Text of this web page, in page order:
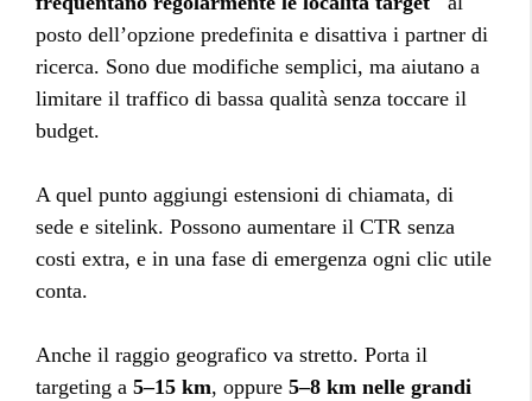
posto dell’opzione predefinita e disattiva i partner di
ricerca. Sono due modifiche semplici, ma aiutano a
limitare il traffico di bassa qualità senza toccare il
budget.
A quel punto aggiungi estensioni di chiamata, di
sede e sitelink. Possono aumentare il CTR senza
costi extra, e in una fase di emergenza ogni clic utile
conta.
Anche il raggio geografico va stretto. Porta il
targeting a 5–15 km, oppure 5–8 km nelle grandi